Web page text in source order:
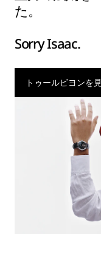
た。
Sorry Isaac.
トゥールビヨンを